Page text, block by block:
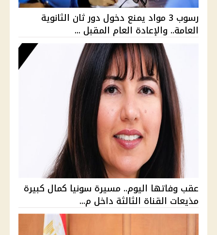
رسوب 3 مواد يمنع دخول دور ثان الثانوية
العامة.. والإعادة العام المقبل ...
عقب وفاتها اليوم.. مسيرة سونيا كمال كبيرة
مذيعات القناة الثالثة داخل م...